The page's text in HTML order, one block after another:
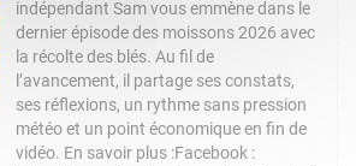
indépendant Sam vous emmène dans le
dernier épisode des moissons 2026 avec
la récolte des blés. Au fil de
l’avancement, il partage ses constats,
ses réflexions, un rythme sans pression
météo et un point économique en fin de
vidéo. En savoir plus :Facebook :